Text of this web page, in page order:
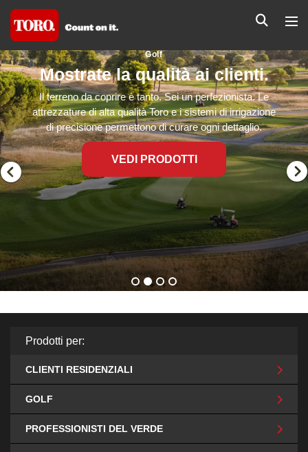
Prodotti per:
CLIENTI RESIDENZIALI
GOLF
PROFESSIONISTI DEL VERDE
Golf
Mostrate la qualità ai clienti.
Il terreno da coprire è tanto. Sei un perfezionista. Le
attrezzature di alta qualità Toro e i sistemi di irrigazione
di precisione permettono di curare ogni dettaglio.
VEDI PRODOTTI